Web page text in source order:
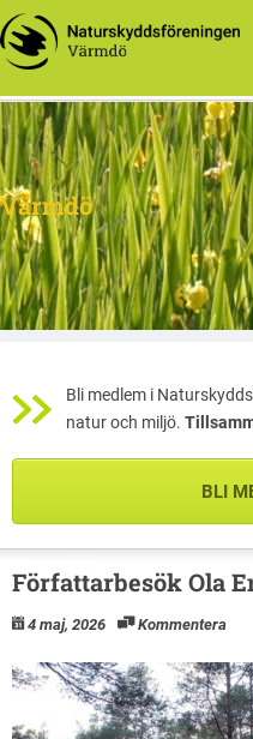
Värmdö
Bli medlem i
natur och miljö.
BLI
Författarbesök Ola
4 maj, 2026 Kommentera